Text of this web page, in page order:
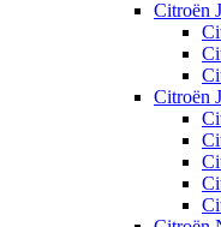
Citroën
Citroën